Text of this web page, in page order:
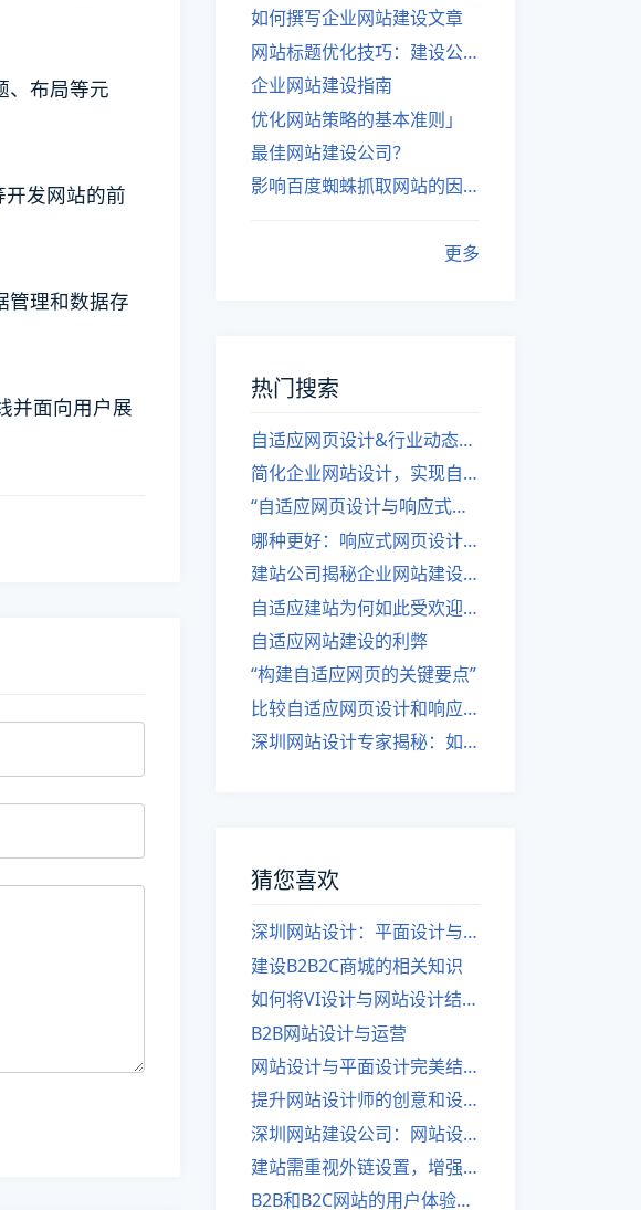
、布局等元
发网站的前
管理和数据存
并面向用户展
如何撰写企业网站建设文章
网站标题优化技巧：建设公司的专业指导
企业网站建设指南
优化网站策略的基本准则」
最佳网站建设公司？
影响百度蜘蛛抓取网站的因素有哪些？
更多
热门搜索
自适应网页设计&行业动态，关注建站。
简化企业网站设计，实现自适应设计的方法
“自适应网页设计与响应式网站建设的异同”
哪种更好：响应式网页设计还是自适应网站？
建站公司揭秘企业网站建设核心原则
自适应建站为何如此受欢迎？
自适应网站建设的利弊
“构建自适应网页的关键要点”
比较自适应网页设计和响应式网站的差异
深圳网站设计专家揭秘：如何实现自适应网页设计
猜您喜欢
深圳网站设计：平面设计与网站页面设计有何不同？
建设B2B2C商城的相关知识
如何将VI设计与网站设计结合？
B2B网站设计与运营
网站设计与平面设计完美结合
提升网站设计师的创意和设计感的方法
深圳网站建设公司：网站设计与平面设计到底有何不同？
建站需重视外链设置，增强关联性。
B2B和B2C网站的用户体验设计异同